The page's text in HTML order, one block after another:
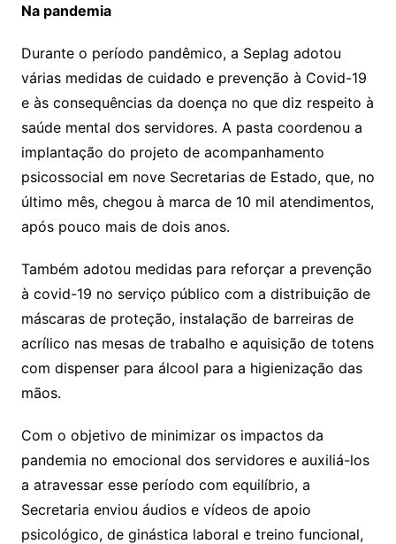
Na pandemia
Durante o período pandêmico, a Seplag adotou
várias medidas de cuidado e prevenção à Covid-19
e às consequências da doença no que diz respeito à
saúde mental dos servidores. A pasta coordenou a
implantação do projeto de acompanhamento
psicossocial em nove Secretarias de Estado, que, no
último mês, chegou à marca de 10 mil atendimentos,
após pouco mais de dois anos.
Também adotou medidas para reforçar a prevenção
à covid-19 no serviço público com a distribuição de
máscaras de proteção, instalação de barreiras de
acrílico nas mesas de trabalho e aquisição de totens
com dispenser para álcool para a higienização das
mãos.
Com o objetivo de minimizar os impactos da
pandemia no emocional dos servidores e auxiliá-los
a atravessar esse período com equilíbrio, a
Secretaria enviou áudios e vídeos de apoio
psicológico, de ginástica laboral e treino funcional,